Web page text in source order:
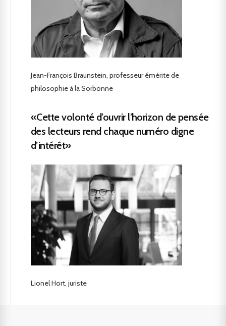
Jean-François Braunstein, professeur émérite de
philosophie à la Sorbonne
«Cette volonté d’ouvrir l’horizon de pensée
des lecteurs rend chaque numéro digne
d’intérêt»
Lionel Hort, juriste